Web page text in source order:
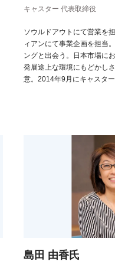
キャスター 代表取締役
ソウルドアウトにて営業を
ィアンにて事業企画を担当
ングと出会う。日本市場に
発展途上な環境にもどかし
意。2014年9月にキャスター
島田 由香氏